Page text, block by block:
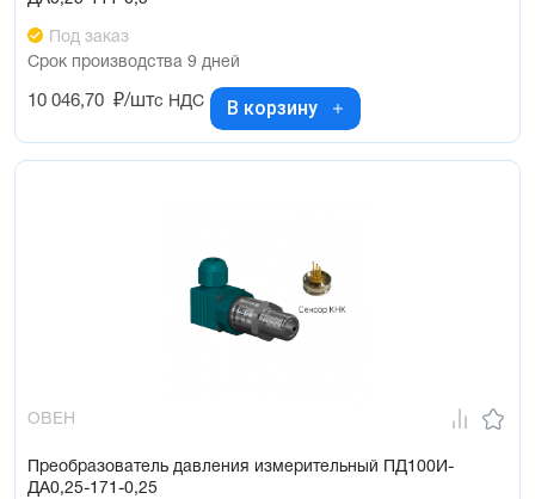
Под заказ
Срок производства 9 дней
10 046,70 ₽/штс НДС В корзину
ОВЕН
Преобразователь давления измерительный ПД100И-
ДА0,25-171-0,25